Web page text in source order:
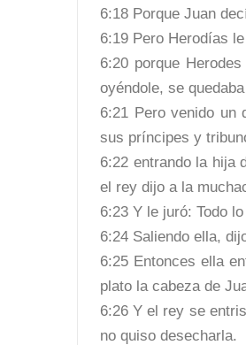
6:18 Porque Juan
6:19 Pero Herodías
6:20 porque
oyéndole, se
6:21 Pero venido un
sus príncipes y
6:22 entrando la hija
el rey dijo a la
6:23 Y le juró: Todo
6:24 Saliendo ella,
6:25 Entonces ella
plato la cabeza de
6:26 Y el rey se
no quiso desecharla.